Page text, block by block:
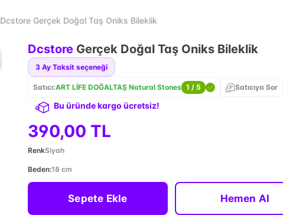
Dcstore Gerçek Doğal Taş Oniks Bileklik
Dcstore Gerçek Doğal Taş Oniks Bileklik
3 Ay Taksit seçeneği
Satıcı:ART LİFE DOĞALTAŞ Natural Stones 1 / 5 Satıcıya Sor
Bu üründe kargo ücretsiz!
390,00 TL
RenkSiyah
Beden:18 cm
Sepete Ekle Hemen Al